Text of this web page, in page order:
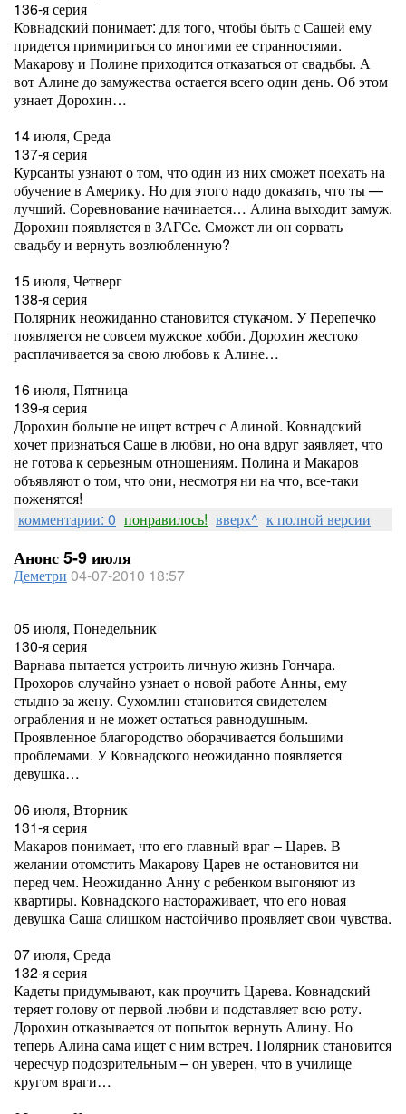
136-я серия
Ковнадский понимает: для того, чтобы быть с Сашей ему
придется примириться со многими ее странностями.
Макарову и Полине приходится отказаться от свадьбы. А
вот Алине до замужества остается всего один день. Об этом
узнает Дорохин…
14 июля, Среда
137-я серия
Курсанты узнают о том, что один из них сможет поехать на
обучение в Америку. Но для этого надо доказать, что ты —
лучший. Соревнование начинается… Алина выходит замуж.
Дорохин появляется в ЗАГСе. Сможет ли он сорвать
свадьбу и вернуть возлюбленную?
15 июля, Четверг
138-я серия
Полярник неожиданно становится стукачом. У Перепечко
появляется не совсем мужское хобби. Дорохин жестоко
расплачивается за свою любовь к Алине…
16 июля, Пятница
139-я серия
Дорохин больше не ищет встреч с Алиной. Ковнадский
хочет признаться Саше в любви, но она вдруг заявляет, что
не готова к серьезным отношениям. Полина и Макаров
объявляют о том, что они, несмотря ни на что, все-таки
поженятся!
комментарии: 0 понравилось! вверх^ к полной версии
Анонс 5-9 июля
Деметри 04-07-2010 18:57
05 июля, Понедельник
130-я серия
Варнава пытается устроить личную жизнь Гончара.
Прохоров случайно узнает о новой работе Анны, ему
стыдно за жену. Сухомлин становится свидетелем
ограбления и не может остаться равнодушным.
Проявленное благородство оборачивается большими
проблемами. У Ковнадского неожиданно появляется
девушка…
06 июля, Вторник
131-я серия
Макаров понимает, что его главный враг – Царев. В
желании отомстить Макарову Царев не остановится ни
перед чем. Неожиданно Анну с ребенком выгоняют из
квартиры. Ковнадского настораживает, что его новая
девушка Саша слишком настойчиво проявляет свои чувства.
07 июля, Среда
132-я серия
Кадеты придумывают, как проучить Царева. Ковнадский
теряет голову от первой любви и подставляет всю роту.
Дорохин отказывается от попыток вернуть Алину. Но
теперь Алина сама ищет с ним встреч. Полярник становится
чересчур подозрительным – он уверен, что в училище
кругом враги…